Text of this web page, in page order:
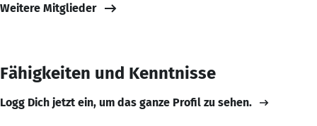
Weitere Mitglieder
Fähigkeiten und Kenntnisse
Logg Dich jetzt ein, um das ganze Profil zu sehen.